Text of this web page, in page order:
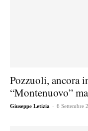
Pozzuoli, ancora
“Montenuovo”
Giuseppe Letizia - 6 Settembre